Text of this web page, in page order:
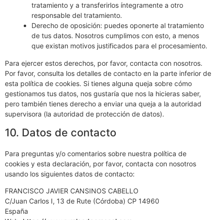
tratamiento y a transferirlos íntegramente a otro
responsable del tratamiento.
Derecho de oposición: puedes oponerte al tratamiento
de tus datos. Nosotros cumplimos con esto, a menos
que existan motivos justificados para el procesamiento.
Para ejercer estos derechos, por favor, contacta con nosotros.
Por favor, consulta los detalles de contacto en la parte inferior de
esta política de cookies. Si tienes alguna queja sobre cómo
gestionamos tus datos, nos gustaría que nos la hicieras saber,
pero también tienes derecho a enviar una queja a la autoridad
supervisora (la autoridad de protección de datos).
10. Datos de contacto
Para preguntas y/o comentarios sobre nuestra política de
cookies y esta declaración, por favor, contacta con nosotros
usando los siguientes datos de contacto:
FRANCISCO JAVIER CANSINOS CABELLO
C/Juan Carlos I, 13 de Rute (Córdoba) CP 14960
España